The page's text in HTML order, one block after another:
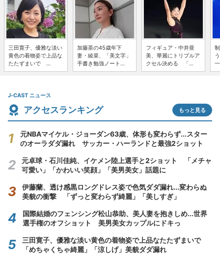
三田寛子、優雅な淡い
黄色の着物姿で上品な
たたずまいで ...
加藤茶の45歳年下
妻・綾菜、「美文字」
手書き勉強ノート...
フィギュア・中井亜
美、華麗にトリプルア
クセル決める 「...
J-CAST ニュース
アクセスランキング もっと見る
元NBAマイケル・ジョーダン63歳、体形も変わらず...スター
のオーラダダ漏れ サッカー・ハーランドと最強2ショット
元卓球・石川佳純、イケメン陸上選手と2ショット 「メチャ
可愛い」「かわいい笑顔」「美男美女」話題に
伊藤蘭、透け感黒ロングドレス姿で色気ダダ漏れ...変わらぬ
美貌の衝撃 「ずっと変わらず綺麗」「美しすぎ」
国際結婚のフェンシング松山恭助、美人妻を抱きしめ...世界
選手権のオフショット 美男美女カップルにドキっ
三田寛子、優雅な淡い黄色の着物姿で上品なたたずまいで
「めちゃくちゃ綺麗」「涼しげ」美貌ダダ漏れ